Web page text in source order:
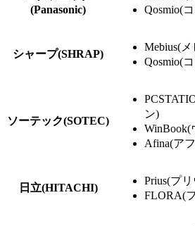
(Panasonic)
Qosmio(
シャープ(SHRAP)
Mebius(
Qosmio(
ソーテック(SOTEC)
ン)
WinBook(
Afina(ア
日立(HITACHI)
Prius(プ
FLORA(